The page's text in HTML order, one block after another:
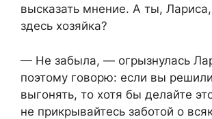
высказать мнение. А ты,
здесь хозяйка?
— Не забыла, — огрызнулась
поэтому говорю: если вы
выгонять, то хотя бы делайте
не прикрывайтесь заботой о